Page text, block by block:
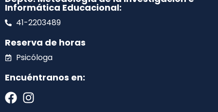
Informática Educacional:
41-2203489
Reserva de horas
Psicóloga
Encuéntranos en: